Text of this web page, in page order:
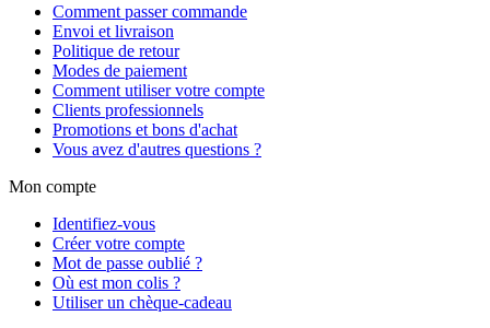
Comment passer commande
Envoi et livraison
Politique de retour
Modes de paiement
Comment utiliser votre compte
Clients professionnels
Promotions et bons d'achat
Vous avez d'autres questions ?
Mon compte
Identifiez-vous
Créer votre compte
Mot de passe oublié ?
Où est mon colis ?
Utiliser un chèque-cadeau